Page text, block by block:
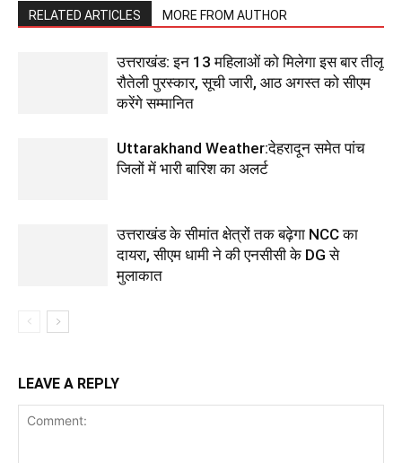
RELATED ARTICLES MORE FROM AUTHOR
उत्तराखंड: इन 13 महिलाओं को मिलेगा इस बार तीलू
रौतेली पुरस्कार, सूची जारी, आठ अगस्त को सीएम
करेंगे सम्मानित
Uttarakhand Weather:देहरादून समेत पांच
जिलों में भारी बारिश का अलर्ट
उत्तराखंड के सीमांत क्षेत्रों तक बढ़ेगा NCC का
दायरा, सीएम धामी ने की एनसीसी के DG से
मुलाकात
LEAVE A REPLY